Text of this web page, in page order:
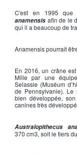
C'est en 1995 que
anamensis afin de le
qui il a beaucoup de
Anamensis pourrait
En 2016, un crâne
Mille par une
Selassie (Muséum
de Pennsylvanie). Le
bien développée,
canines très
Australopithecus
370 cm3, soit le tiers